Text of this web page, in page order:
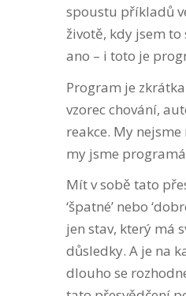
spoustu příkladů
životě, kdy jsem
ano – i toto je
Program je
vzorec chování,
reakce. My
my jsme
Mít v sobě tato
‘špatné’ nebo
jen stav, který má
důsledky. A je na
dlouho se